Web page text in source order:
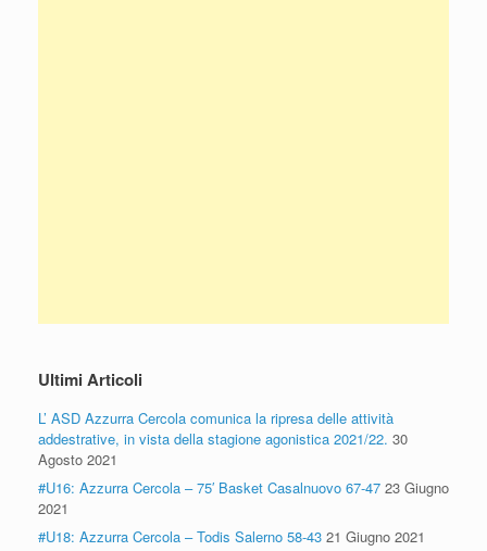
Ultimi Articoli
L’ ASD Azzurra Cercola comunica la ripresa delle attività
addestrative, in vista della stagione agonistica 2021/22. 30
Agosto 2021
#U16: Azzurra Cercola – 75′ Basket Casalnuovo 67-47 23 Giugno
2021
#U18: Azzurra Cercola – Todis Salerno 58-43 21 Giugno 2021